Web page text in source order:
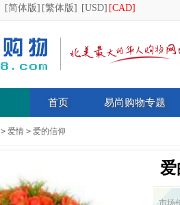
[简体版] [繁体版] [USD] [CAD]
首页 易尚购物专题
> 爱情 > 爱的信仰
爱
市场